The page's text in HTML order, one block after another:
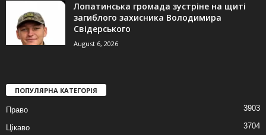
Лопатинська громада зустріне на щиті
загиблого захисника Володимира
Свідерського
August 6, 2026
ПОПУЛЯРНА КАТЕГОРІЯ
Право 3903
Цікаво 3704